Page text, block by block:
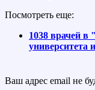
Посмотреть еще:
1038 врачей в
Ваш адрес email не